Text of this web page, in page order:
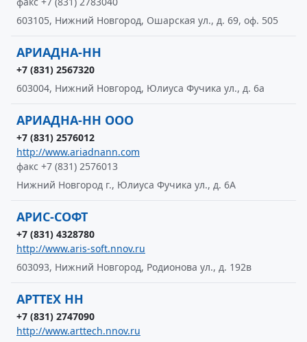
603105, Нижний Новгород, Ошарская ул., д. 69, оф. 505
АРИАДНА-НН
+7 (831) 2567320
603004, Нижний Новгород, Юлиуса Фучика ул., д. 6а
АРИАДНА-НН ООО
+7 (831) 2576012
http://www.ariadnann.com
факс +7 (831) 2576013
Нижний Новгород г., Юлиуса Фучика ул., д. 6А
АРИС-СОФТ
+7 (831) 4328780
http://www.aris-soft.nnov.ru
603093, Нижний Новгород, Родионова ул., д. 192в
АРТТЕХ НН
+7 (831) 2747090
http://www.arttech.nnov.ru